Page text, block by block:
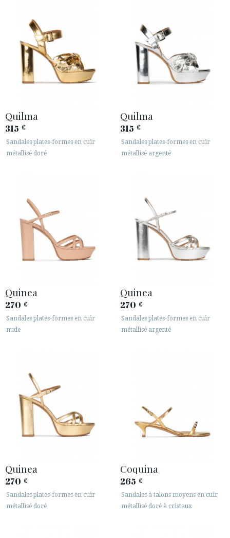
Quilma
315 €
Sandales plates-formes en cuir
métallisé doré
Quilma
315 €
Sandales plates-formes en cuir
métallisé argenté
Quinea
270 €
Sandales plates-formes en cuir
nude
Quinea
270 €
Sandales plates-formes en cuir
métallisé argenté
Quinea
270 €
Sandales plates-formes en cuir
métallisé doré
Coquina
265 €
Sandales à talons moyens en cuir
métallisé doré à cristaux